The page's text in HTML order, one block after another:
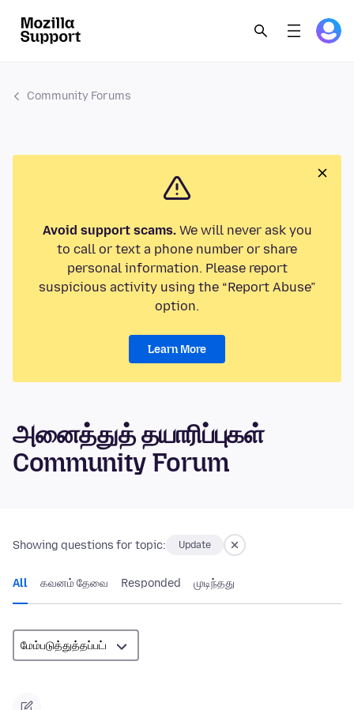
Community Forums
Avoid support scams.We will never ask you
to call or text a phone number or share
personal information. Please report
suspicious activity using the “Report Abuse”
option.
Learn More
அனைத்துத் தயாரிப்புகள்
Community Forum
Showing questions for topic: Update
All கவனம் தேவை Responded முடிந்தது